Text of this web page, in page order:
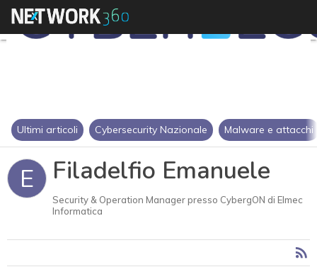
Ultimi articoli Cybersecurity Nazionale Malware e attacchi
E Filadelfio Emanuele
Security & Operation Manager presso CybergON di Elmec
Informatica